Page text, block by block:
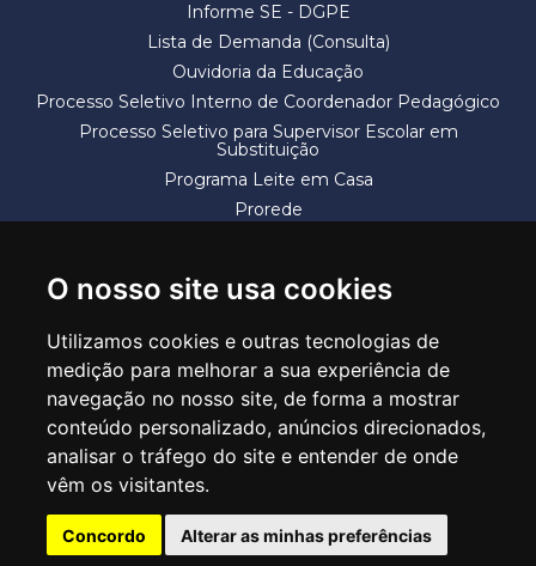
O nosso site usa cookies
Utilizamos cookies e outras tecnologias de
medição para melhorar a sua experiência de
navegação no nosso site, de forma a mostrar
conteúdo personalizado, anúncios direcionados,
analisar o tráfego do site e entender de onde
vêm os visitantes.
Concordo Alterar as minhas preferências
Informe SE - DGPE
Lista de Demanda (Consulta)
Ouvidoria da Educação
Processo Seletivo Interno de Coordenador Pedagógico
Processo Seletivo para Supervisor Escolar em
Substituição
Programa Leite em Casa
Prorede
SECRETARIA DE EDUCAÇÃO
Rua Claudino Barbosa, 313 - Macedo - Guarulhos/SP CEP 07113-040
Central de Atendimento: *55 11 2475-7300